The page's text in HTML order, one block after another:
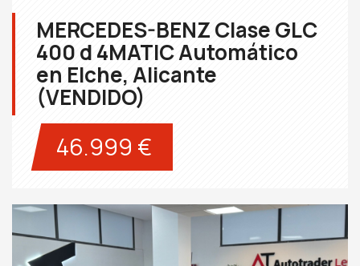
MERCEDES-BENZ Clase GLC
400 d 4MATIC Automático
en Elche, Alicante
(VENDIDO)
46.999 €